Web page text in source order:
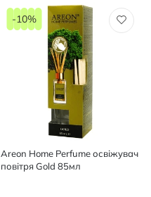
Areon Home Perfume освіжувач
повітря Gold 85мл
-10%